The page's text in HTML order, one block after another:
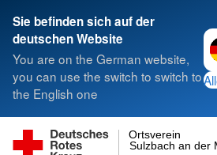
Sie befinden sich auf der
deutschen Website
You are on the German website,
you can use the switch to switch to
the English one
Sulzbach an der
Ortsverein